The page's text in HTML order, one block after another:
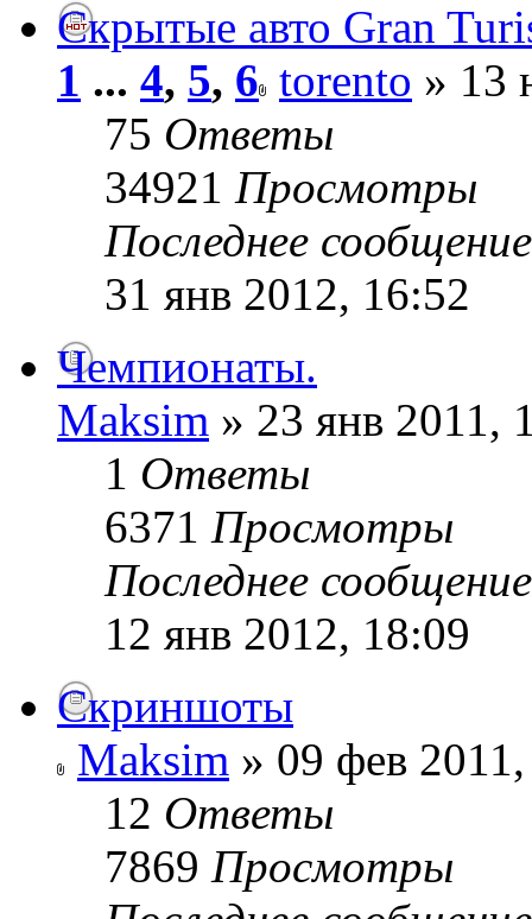
Скрытые авто Gran
1 ... 4, 5, 6 torento » 13
75 Ответы
34921 Просмотры
Последнее
31 янв 2012, 16:52
Чемпионаты.
Maksim » 23 янв 2011,
1 Ответы
6371 Просмотры
Последнее
12 янв 2012, 18:09
Скриншоты
Maksim » 09 фев
12 Ответы
7869 Просмотры